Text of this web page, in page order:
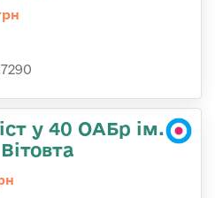
у 40 ОАБр ім.